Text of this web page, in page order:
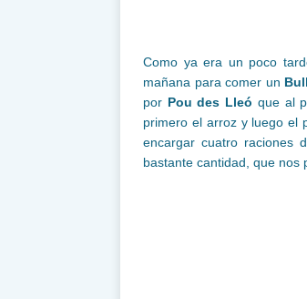
Como ya era un poco
mañana para comer un
por Pou des Lleó que al
primero el arroz y luego el
encargar cuatro raciones
bastante cantidad, que nos